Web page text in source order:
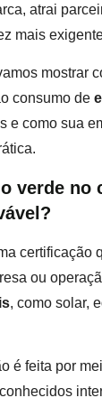
atrai
mais
mostrar
consumo de
e como sua
verde no
certificação
ou
, como solar,
é feita por